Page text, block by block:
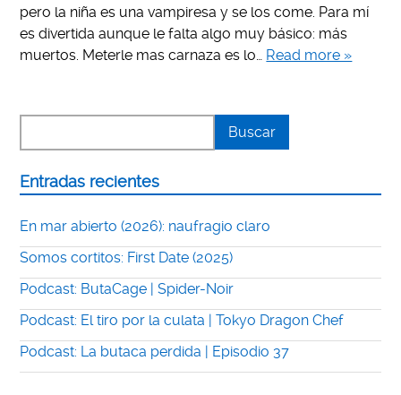
pero la niña es una vampiresa y se los come. Para mí
es divertida aunque le falta algo muy básico: más
muertos. Meterle mas carnaza es lo… Read more »
Entradas recientes
En mar abierto (2026): naufragio claro
Somos cortitos: First Date (2025)
Podcast: ButaCage | Spider-Noir
Podcast: El tiro por la culata | Tokyo Dragon Chef
Podcast: La butaca perdida | Episodio 37